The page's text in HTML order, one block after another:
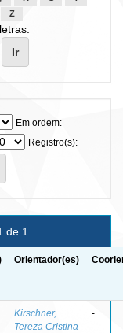
Z
Em ordem:
Registro(s):
de 1
Orientador(es)
Kirschner,
Tereza Cristina
-